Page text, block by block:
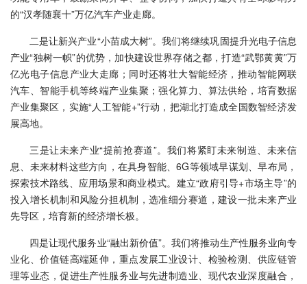
的“汉孝随襄十”万亿汽车产业走廊。
二是让新兴产业“小苗成大树”。我们将继续巩固提升光电子信息
产业“独树一帜”的优势，加快建设世界存储之都，打造“武鄂黄黄”万
亿光电子信息产业大走廊；同时还将壮大智能经济，推动智能网联
汽车、智能手机等终端产业集聚；强化算力、算法供给，培育数据
产业集聚区，实施“人工智能+”行动，把湖北打造成全国数智经济发
展高地。
三是让未来产业“提前抢赛道”。我们将紧盯未来制造、未来信
息、未来材料这些方向，在具身智能、6G等领域早谋划、早布局，
探索技术路线、应用场景和商业模式。建立“政府引导+市场主导”的
投入增长机制和风险分担机制，选准细分赛道，建设一批未来产业
先导区，培育新的经济增长极。
四是让现代服务业“融出新价值”。我们将推动生产性服务业向专
业化、价值链高端延伸，重点发展工业设计、检验检测、供应链管
理等业态，促进生产性服务业与先进制造业、现代农业深度融合，